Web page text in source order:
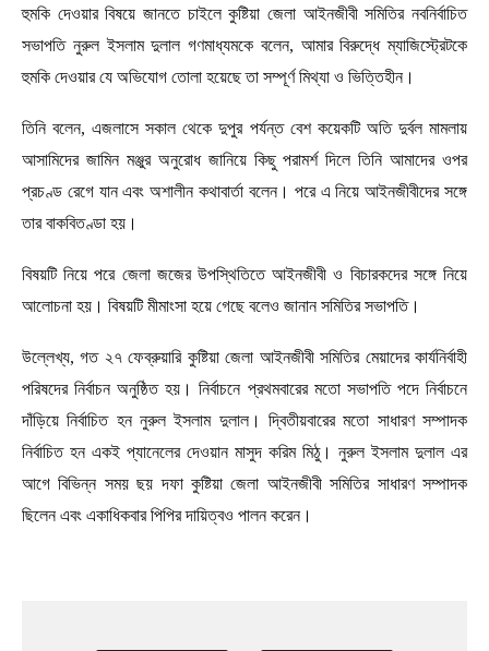
হুমকি দেওয়ার বিষয়ে জানতে চাইলে কুষ্টিয়া জেলা আইনজীবী সমিতির নবনির্বাচিত
সভাপতি নুরুল ইসলাম দুলাল গণমাধ্যমকে বলেন, আমার বিরুদ্ধে ম্যাজিস্ট্রেটকে
হুমকি দেওয়ার যে অভিযোগ তোলা হয়েছে তা সম্পূর্ণ মিথ্যা ও ভিত্তিহীন।
তিনি বলেন, এজলাসে সকাল থেকে দুপুর পর্যন্ত বেশ কয়েকটি অতি দুর্বল মামলায়
আসামিদের জামিন মঞ্জুর অনুরোধ জানিয়ে কিছু পরামর্শ দিলে তিনি আমাদের ওপর
প্রচণ্ড রেগে যান এবং অশালীন কথাবার্তা বলেন। পরে এ নিয়ে আইনজীবীদের সঙ্গে
তার বাকবিতণ্ডা হয়।
বিষয়টি নিয়ে পরে জেলা জজের উপস্থিতিতে আইনজীবী ও বিচারকদের সঙ্গে নিয়ে
আলোচনা হয়। বিষয়টি মীমাংসা হয়ে গেছে বলেও জানান সমিতির সভাপতি।
উল্লেখ্য, গত ২৭ ফেব্রুয়ারি কুষ্টিয়া জেলা আইনজীবী সমিতির মেয়াদের কার্যনির্বাহী
পরিষদের নির্বাচন অনুষ্ঠিত হয়। নির্বাচনে প্রথমবারের মতো সভাপতি পদে নির্বাচনে
দাঁড়িয়ে নির্বাচিত হন নুরুল ইসলাম দুলাল। দ্বিতীয়বারের মতো সাধারণ সম্পাদক
নির্বাচিত হন একই প্যানেলের দেওয়ান মাসুদ করিম মিঠু। নুরুল ইসলাম দুলাল এর
আগে বিভিন্ন সময় ছয় দফা কুষ্টিয়া জেলা আইনজীবী সমিতির সাধারণ সম্পাদক
ছিলেন এবং একাধিকবার পিপির দায়িত্বও পালন করেন।